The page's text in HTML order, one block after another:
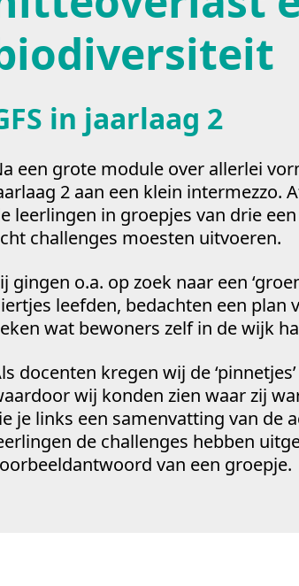
in jaarlaag 2
een grote module over allerlei
2 aan een klein intermezzo.
leerlingen in groepjes van drie
challenges moesten uitvoeren.
gingen o.a. op zoek naar een
leefden, bedachten een
wat bewoners zelf in de wijk
docenten kregen wij de
wij konden zien waar zij
je links een samenvatting van de
de challenges hebben
van een groepje.